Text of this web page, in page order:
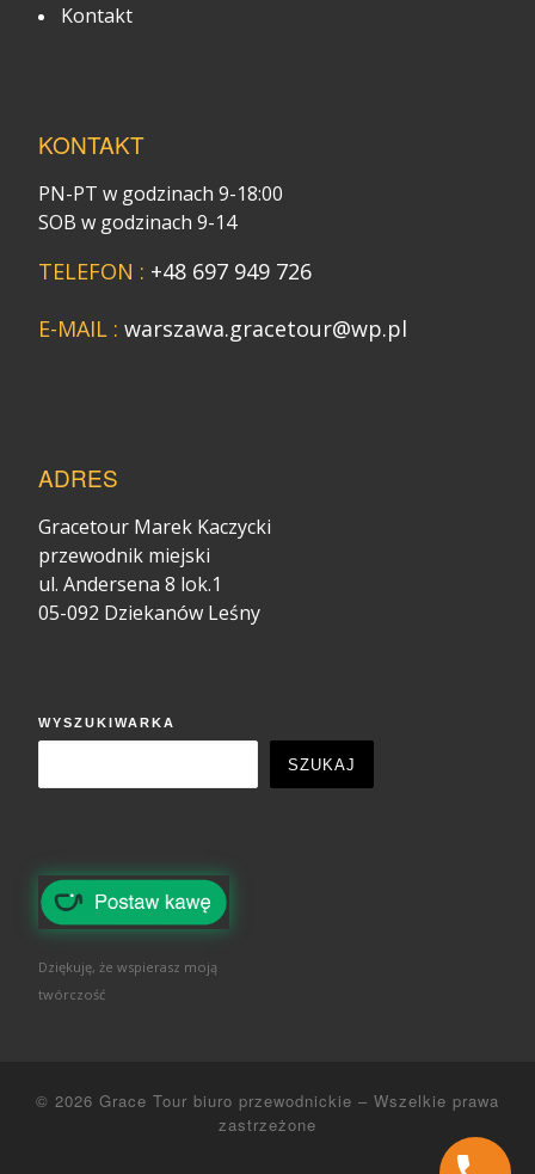
Kontakt
KONTAKT
PN-PT w godzinach 9-18:00
SOB w godzinach 9-14
TELEFON : +48 697 949 726
E-MAIL : warszawa.gracetour@wp.pl
ADRES
Gracetour Marek Kaczycki
przewodnik miejski
ul. Andersena 8 lok.1
05-092 Dziekanów Leśny
WYSZUKIWARKA
SZUKAJ
Dziękuję, że wspierasz moją
twórczość
© 2026 Grace Tour biuro przewodnickie – Wszelkie prawa
zastrzeżone